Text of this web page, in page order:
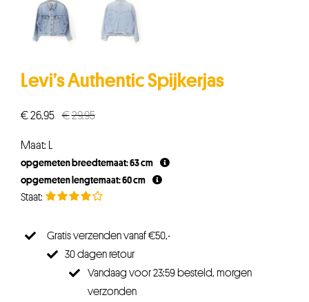
Levi’s Authentic Spijkerjas
€29,95Oorspronkelijke
€29,95.
€26,95
Huidige
€26,95.
Maat: L
opgemeten breedtemaat: 63 cm
opgemeten lengtemaat: 60 cm
Gratis verzenden vanaf €50,-
30 dagen retour
Vandaag voor 23:59 besteld, morgen
verzonden